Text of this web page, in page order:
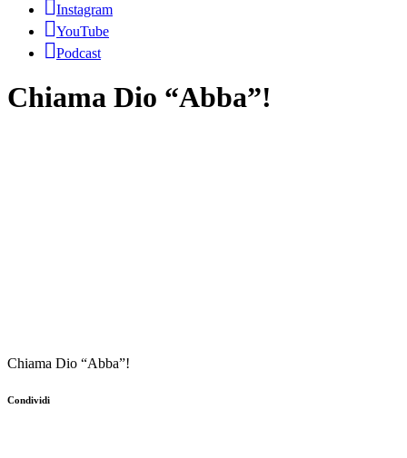
Instagram
YouTube
Podcast
Chiama Dio “Abba”!
Chiama Dio “Abba”!
Condividi